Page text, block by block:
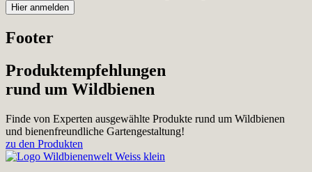
Footer
Produktempfehlungen
rund um Wildbienen
Finde von Experten ausgewählte Produkte rund um Wildbienen
und bienenfreundliche Gartengestaltung!
zu den Produkten